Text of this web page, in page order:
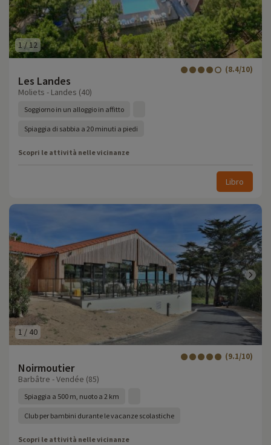
1 /12
Les Landes
(8.4/10)
Moliets - Landes (40)
Soggiorno in un alloggio in affitto
Spiaggia di sabbia a 20 minuti a piedi
Scopri le attività nelle vicinanze
Libro
1 / 40
Noirmoutier
(9.1/10)
Barbâtre - Vendée (85)
Spiaggia a 500 m, nuoto a 2 km
Club per bambini durante le vacanze scolastiche
Scopri le attività nelle vicinanze